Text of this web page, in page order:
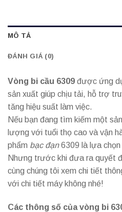
MÔ TẢ
ĐÁNH GIÁ (0)
Vòng bi cầu 6309 được ứng
sản xuất giúp chịu tải, hỗ trợ
tăng hiệu suất làm việc.
Nếu bạn đang tìm kiếm một
lượng với tuổi thọ cao và vận
phẩm bạc đạn6309 là lựa chọn
Nhưng trước khi đưa ra quyết
cùng chúng tôi xem chi tiết
với chi tiết máy không nhé!
Các thông số của vòng bi